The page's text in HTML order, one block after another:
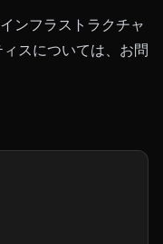
ンフラストラクチャ
スについては、お問